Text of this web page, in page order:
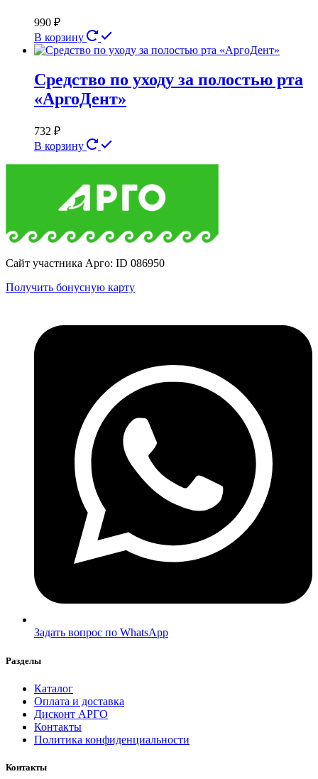
990 ₽
В корзину
Средство по уходу за полостью рта
«АргоДент»
732 ₽
В корзину
Сайт участника Арго: ID 086950
Получить бонусную карту
Задать вопрос по WhatsApp
Разделы
Каталог
Оплата и доставка
Дисконт АРГО
Контакты
Политика конфиденциальности
Контакты